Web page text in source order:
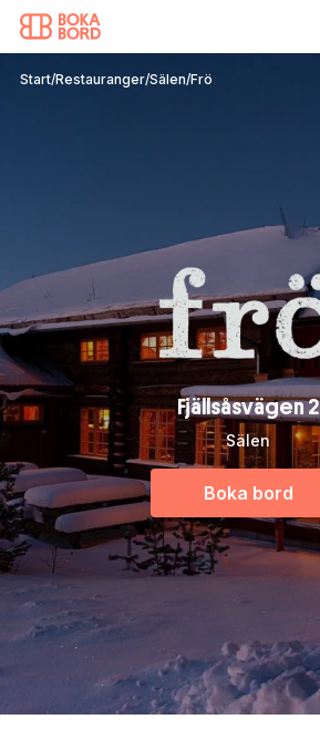
Start/Restauranger/Sälen/Frö
Fjällsåsvägen 2
Sälen
Boka bord